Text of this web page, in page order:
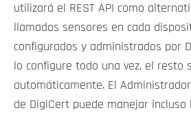
utilizará el REST API como
llamados sensores en cada
configurados y administrados por
lo configure todo una vez, el resto
automáticamente. El
de DigiCert puede manejar incluso